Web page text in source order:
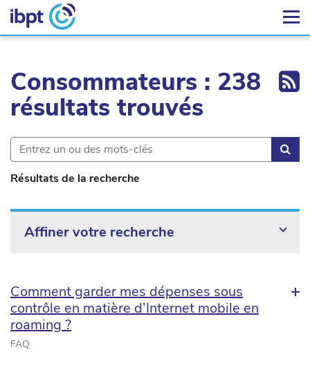
Consommateurs : 238
résultats trouvés
Résultats de la recherche
Affiner votre recherche
Comment garder mes dépenses sous
contrôle en matière d’Internet mobile en
roaming ?
FAQ